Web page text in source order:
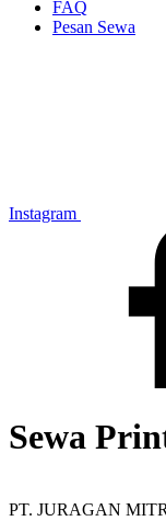
FAQ
Pesan Sewa
Instagram
Sewa
PT. JURAGAN